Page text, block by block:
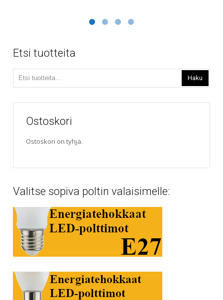
through
tehdä
valinnat
sivulla.
Etsi tuotteita
Haku
Ostoskori
Ostoskori on tyhjä.
Valitse sopiva poltin valaisimelle: